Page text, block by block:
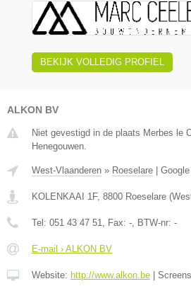
BEKIJK VOLLEDIG PROFIEL
ALKON BV
Niet gevestigd in de plaats Merbes le
Henegouwen.
West-Vlaanderen » Roeselare
KOLENKAAI 1F, 8800 Roeselare (
Tel: 051 43 47 51, Fax: -, BTW-nr: -
E-mail › ALKON BV
Website: http://www.alkon.be